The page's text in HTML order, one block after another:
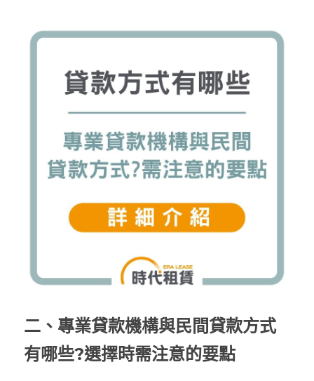
二、 專業貸款機構與民間貸款方式
有哪些?選擇時需注意的要點